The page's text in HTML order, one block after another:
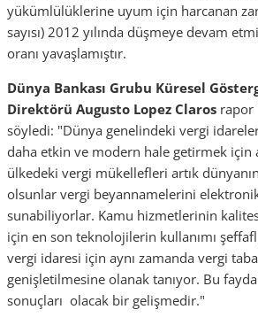
yükümlülüklerine uyum için harcanan
sayısı) 2012 yılında düşmeye devam
oranı yavaşlamıştır.
Dünya Bankası Grubu Küresel
Direktörü Augusto Lopez Claros rapor
söyledi: "Dünya genelindeki vergi
daha etkin ve modern hale getirmek için
ülkedeki vergi mükellefleri artık
olsunlar vergi beyannamelerini
sunabiliyorlar. Kamu hizmetlerinin
için en son teknolojilerin kullanımı
vergi idaresi için aynı zamanda vergi
genişletilmesine olanak tanıyor. Bu
sonuçları olacak bir gelişmedir."